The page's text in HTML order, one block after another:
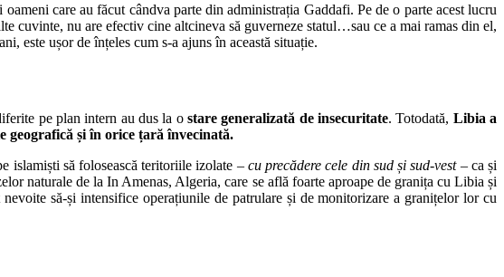
care au făcut cândva parte din administrația Gaddafi. Pe de o parte acest lucru
cuvinte, nu are efectiv cine altcineva să guverneze statul…sau ce a mai ramas din el,
este ușor de înțeles cum s-a ajuns în această situație.
pe plan intern au dus la o stare generalizată de insecuritate. Totodată, Libia a
geografică și în orice țară învecinată.
islamiști să folosească teritoriile izolate – cu precădere cele din sud și sud-vest – ca și
naturale de la In Amenas, Algeria, care se află foarte aproape de granița cu Libia și
să-și intensifice operațiunile de patrulare și de monitorizare a granițelor lor cu